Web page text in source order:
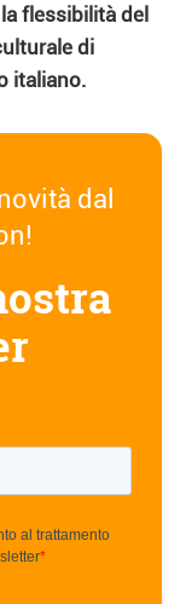
flessibilità del
di
italiano.
dal